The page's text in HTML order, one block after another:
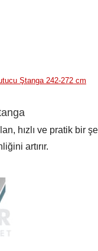
Ştanga 242-272 cm
hızlı ve pratik bir
artırır.